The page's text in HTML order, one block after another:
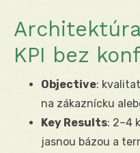
KPI bez
Objective:
na zákaznícku
Key Results: 2–4
jasnou bázou a